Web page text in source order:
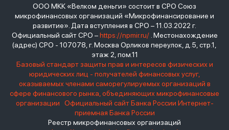
ООО МКК «Велком деньги» состоит в СРО Союз
микрофинансовых организаций «Микрофинансирование и
развитие». Дата вступления в СРО – 11.03.2022 г.
Официальный сайт СРО –https://npmir.ru/. Местонахождение
(адрес) СРО - 107078, г. Москва Орликов переулок, д.5, стр.1,
этаж 2, пом.11
Базовый стандарт защиты прав и интересов физических и
юридических лиц - получателей финансовых услуг,
оказываемых членами саморегулируемых организаций в
сфере финансового рынка, объединяющих микрофинансовые
организации
Официальный сайт Банка России Интернет-
приемная Банка России
Реестр микрофинансовых организаций